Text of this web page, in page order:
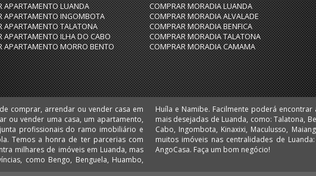
APARTAMENTO LUANDA
APARTAMENTO INGOMBOTA
APARTAMENTO TALATONA
APARTAMENTO ILHA DO CABO
APARTAMENTO MORRO BENTO
COMPRAR MORADIA LUANDA
COMPRAR MORADIA ALVALADE
COMPRAR MORADIA BENFICA
COMPRAR MORADIA TALATONA
COMPRAR MORADIA CAMAMA
comprar, arrendar ou vender casa em
ou vender uma casa, um apartamento,
Temos a honra de ter parcerias com
como Bengo, Benguela, Huambo,
escritórios e lojas nas localizações
Camama, Coqueiros, Cruzeiro, Ilha do
Comprar e arrendar em Angola é no
AngoCasa. Faça um bom negócio!